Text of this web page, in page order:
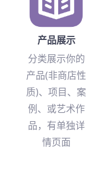
产品展示
分类展示你的
产品(非商店性
质)、项目、案
例、或艺术作
品，有单独详
情页面